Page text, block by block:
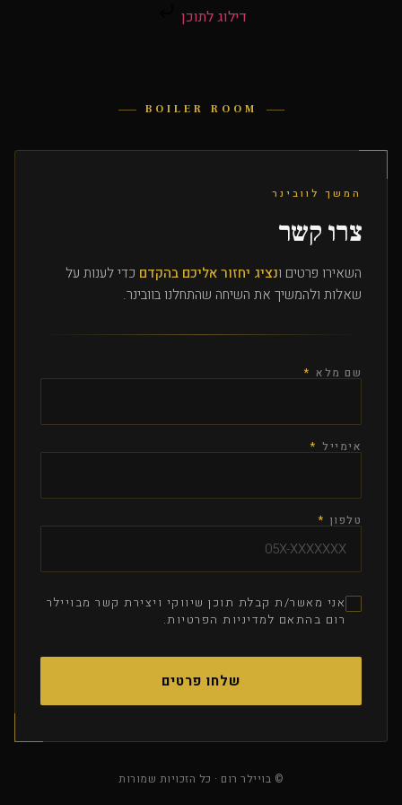
דילוג לתוכן
BOILER ROOM
המשך לוובינר
צרו קשר
השאירו פרטים ונציג יחזור אליכם בהקדם כדי לענות על
שאלות ולהמשיך את השיחה שהתחלנו בוובינר.
שם מלא *
אימייל *
טלפון *
אני מאשר/ת קבלת תוכן שיווקי ויצירת קשר מבויילר
רום בהתאם למדיניות הפרטיות.
שלחו פרטים
© בויילר רום · כל הזכויות שמורות